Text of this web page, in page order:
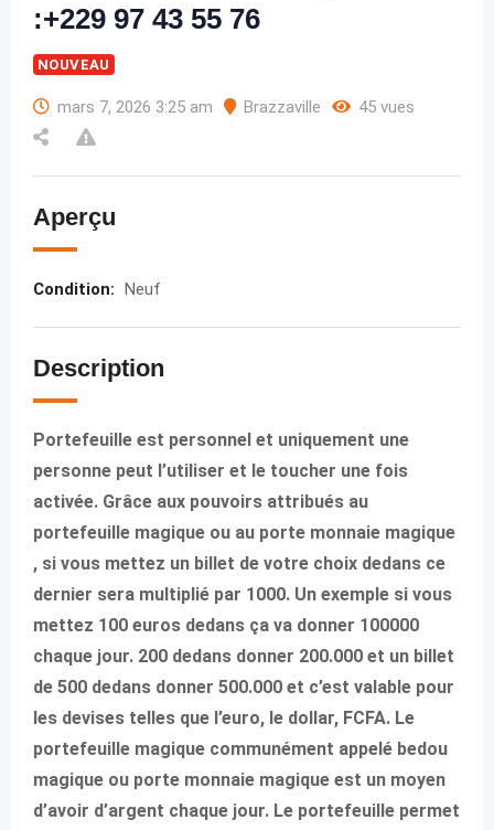
:+229 97 43 55 76
NOUVEAU
mars 7, 2026 3:25 am Brazzaville 45 vues
Aperçu
Condition: Neuf
Description
Portefeuille est personnel et uniquement une
personne peut l’utiliser et le toucher une fois
activée. Grâce aux pouvoirs attribués au
portefeuille magique ou au porte monnaie magique
, si vous mettez un billet de votre choix dedans ce
dernier sera multiplié par 1000. Un exemple si vous
mettez 100 euros dedans ça va donner 100000
chaque jour. 200 dedans donner 200.000 et un billet
de 500 dedans donner 500.000 et c’est valable pour
les devises telles que l’euro, le dollar, FCFA. Le
portefeuille magique communément appelé bedou
magique ou porte monnaie magique est un moyen
d’avoir d’argent chaque jour. Le portefeuille permet